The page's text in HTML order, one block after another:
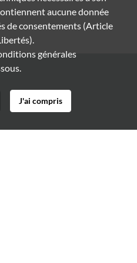
aucune donnée
de consentements (Article
générales
J'ai compris